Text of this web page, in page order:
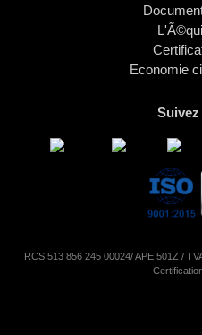
Economie
RCS 513 856 245 00024/ APE 501Z /